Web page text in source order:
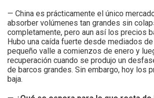
— China es prácticamente el único
absorber volúmenes tan grandes sin
completamente, pero aun así los precios
Hubo una caída fuerte desde mediados
pequeño valle a comienzos de enero y
recuperación cuando se produjo un
de barcos grandes. Sin embargo, hoy los
baja.